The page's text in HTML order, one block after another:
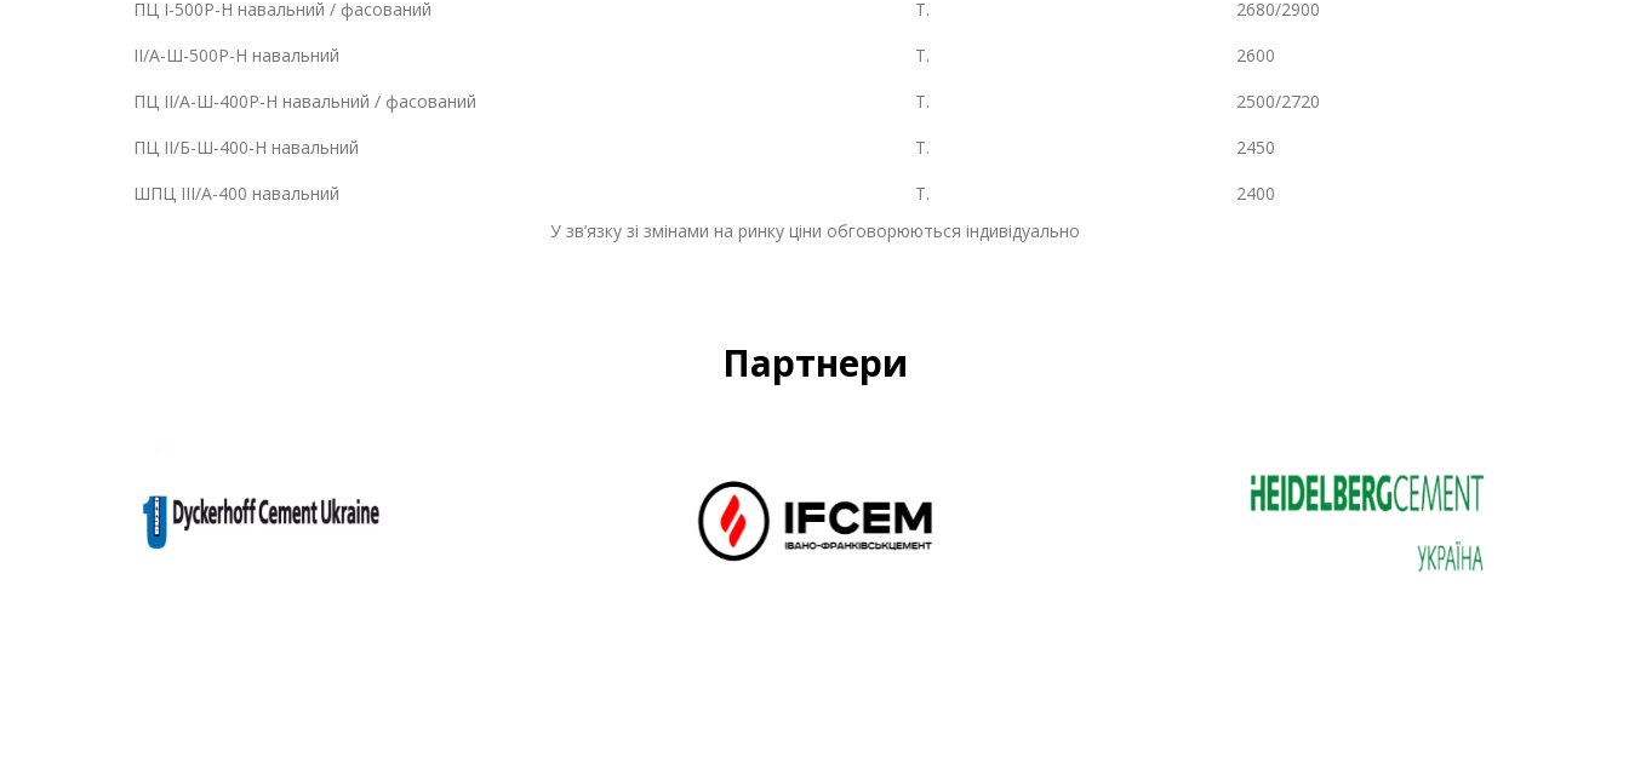
ПЦ І-500Р-Н навальний / фасований
Т.
2680/2900
ІІ/А-Ш-500Р-Н навальний
Т.
2600
ПЦ ІІ/А-Ш-400Р-Н навальний / фасований
Т.
2500/2720
ПЦ ІІ/Б-Ш-400-Н навальний
Т.
2450
ШПЦ ІІІ/А-400 навальний
Т.
2400
У зв’язку зі змінами на ринку ціни обговорюються індивідуально
Партнери